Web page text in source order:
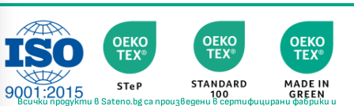
Всички продукти в Sateno.bgса произведени всертифицирани фабрики и